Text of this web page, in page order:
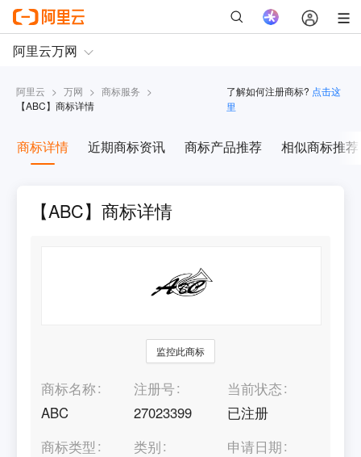
阿里云 > 万网 > 商标服务 >
【ABC】商标详情
了解如何注册商标? 点击这
里
商标详情 近期商标资讯 商标产品推荐 相似商标推荐
【ABC】商标详情
监控此商标
商标名称
ABC
注册号
27023399
当前状态
已注册
商标类型
类别
申请日期